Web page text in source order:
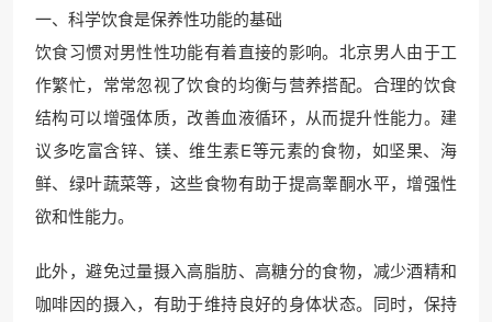
一、科学饮食是保养性功能的基础
饮食习惯对男性性功能有着直接的影响。北京男人由于工
作繁忙，常常忽视了饮食的均衡与营养搭配。合理的饮食
结构可以增强体质，改善血液循环，从而提升性能力。建
议多吃富含锌、镁、维生素E等元素的食物，如坚果、海
鲜、绿叶蔬菜等，这些食物有助于提高睾酮水平，增强性
欲和性能力。
此外，避免过量摄入高脂肪、高糖分的食物，减少酒精和
咖啡因的摄入，有助于维持良好的身体状态。同时，保持